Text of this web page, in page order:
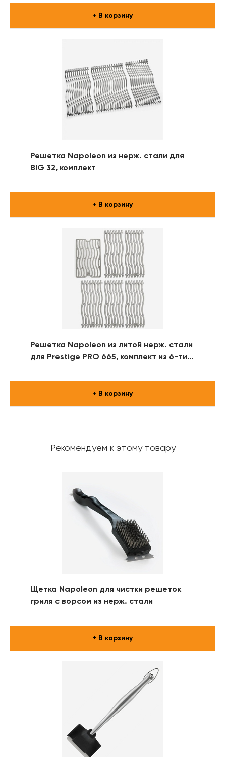
+ В корзину
Решетка Napoleon из нерж. стали для
BIG 32, комплект
+ В корзину
Решетка Napoleon из литой нерж. стали
для Prestige PRO 665, комплект из 6-ти
+ В корзину
Рекомендуем к этому товару
Щетка Napoleon для чистки решеток
гриля с ворсом из нерж. стали
+ В корзину